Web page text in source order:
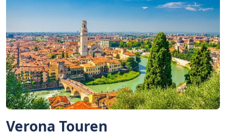
Verona Touren